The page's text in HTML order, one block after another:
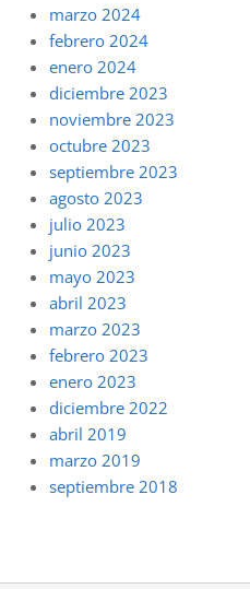
marzo 2024
febrero 2024
enero 2024
diciembre 2023
noviembre 2023
octubre 2023
septiembre 2023
agosto 2023
julio 2023
junio 2023
mayo 2023
abril 2023
marzo 2023
febrero 2023
enero 2023
diciembre 2022
abril 2019
marzo 2019
septiembre 2018